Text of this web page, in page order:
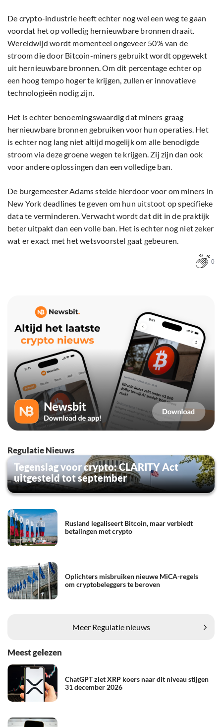
De crypto-industrie heeft echter nog wel een weg te gaan
voordat het op volledig hernieuwbare bronnen draait.
Wereldwijd wordt momenteel ongeveer 50% van de
stroom die door Bitcoin-miners gebruikt wordt opgewekt
uit hernieuwbare bronnen. Om dit percentage echter op
een hoog tempo hoger te krijgen, zullen er innovatieve
technologieën nodig zijn.
Het is echter benoemingswaardig dat miners graag
hernieuwbare bronnen gebruiken voor hun operaties. Het
is echter nog lang niet altijd mogelijk om alle benodigde
stroom via deze groene wegen te krijgen. Zij zijn dan ook
voor andere oplossingen dan een volledige ban.
De burgemeester Adams stelde hierdoor voor om miners in
New York deadlines te geven om hun uitstoot op specifieke
data te verminderen. Verwacht wordt dat dit in de praktijk
beter uitpakt dan een volle ban. Het is echter nog niet zeker
wat er exact met het wetsvoorstel gaat gebeuren.
0
Regulatie Nieuws
Tegenslag voor crypto: CLARITY Act
uitgesteld tot september
Rusland legaliseert Bitcoin, maar verbiedt
betalingen met crypto
Oplichters misbruiken nieuwe MiCA-regels
om cryptobeleggers te beroven
Meer Regulatie nieuws
Meest gelezen
ChatGPT ziet XRP koers naar dit niveau stijgen
31 december 2026